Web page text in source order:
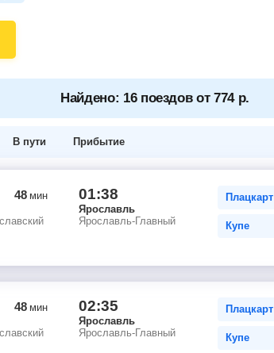
Найдено: 16 поездов от 774 р.
В пути Прибытие
48мин
01:38
Ярославль
Ярославль-Главный
Плацкарт
Купе
48мин
02:35
Ярославль
Ярославль-Главный
Плацкарт
Купе